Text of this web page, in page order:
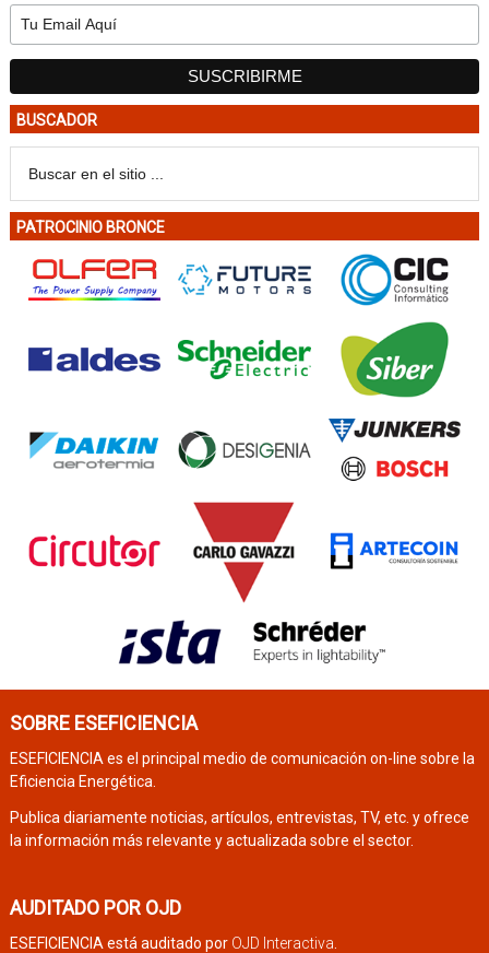
BUSCADOR
PATROCINIO BRONCE
SOBRE ESEFICIENCIA
ESEFICIENCIA es el principal medio de comunicación on-line sobre la
Eficiencia Energética.
Publica diariamente noticias, artículos, entrevistas, TV, etc. y ofrece
la información más relevante y actualizada sobre el sector.
AUDITADO POR OJD
ESEFICIENCIA está auditado por OJD Interactiva